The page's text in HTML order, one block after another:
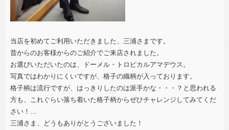
当店を初めてご利用いただきました、三浦さまです。
昔からのお客様からのご紹介でご来店されました。
お選びいただいたのは、ドーメル・トロピカルアマデウス。
写真ではわかりにくいですが、格子の織柄が入っております。
格子柄は流行ですが、はっきりしたのは派手かな・・・？と思われる
方も、これぐらい落ち着いた格子柄からぜひチャレンジしてみてくだ
さい！
三浦さま、どうもありがとうございました！